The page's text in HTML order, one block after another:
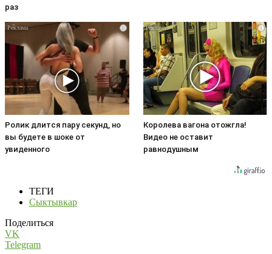
раз
i
Ролик длится пару секунд, но
вы будете в шоке от
увиденного
i
Королева вагона отожгла!
Видео не оставит
равнодушным
ТЕГИ
Сыктывкар
Поделиться
VK
Telegram